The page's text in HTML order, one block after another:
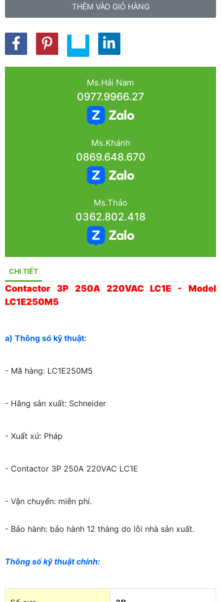
THÊM VÀO GIỎ HÀNG
Ms.Hải Nam
0977.9966.27
Ms.Khánh
0869.648.670
Ms.Thảo
0362.802.418
CHI TIẾT
Contactor 3P 250A 220VAC LC1E - Model
LC1E250M5
a) Thông số kỹ thuật:
- Mã hàng: LC1E250M5
- Hãng sản xuất: Schneider
- Xuất xứ: Pháp
- Contactor 3P 250A 220VAC LC1E
- Vận chuyển: miễn phí.
- Bảo hành: bảo hành 12 tháng do lỗi nhà sản xuất.
Thông số kỹ thuật chính: